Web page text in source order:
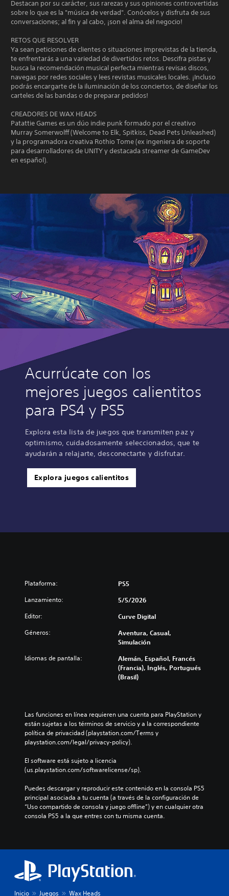
Destacan por su carácter, sus rarezas y sus opiniones controvertidas
sobre lo que es la "música de verdad". Conócelos y disfruta de sus
conversaciones; al fin y al cabo, ¡son el alma del negocio!
RETOS QUE RESOLVER
Ya sean peticiones de clientes o situaciones imprevistas de la tienda,
te enfrentarás a una variedad de divertidos retos. Descifra pistas y
busca la recomendación musical perfecta mientras revisas discos,
navegas por redes sociales y lees revistas musicales locales. ¡Incluso
podrás encargarte de la iluminación de los conciertos, de diseñar los
carteles de las bandas o de preparar pedidos!
CREADORES DE WAX HEADS
Patattie Games es un dúo indie punk formado por el creativo
Murray Somerwolff (Welcome to Elk, Spitkiss, Dead Pets Unleashed)
y la programadora creativa Rothio Tome (ex ingeniera de soporte
para desarrolladores de UNITY y destacada streamer de GameDev
en español).
Acurrúcate con los
mejores juegos calientitos
para PS4 y PS5
Explora esta lista de juegos que transmiten paz y
optimismo, cuidadosamente seleccionados, que te
ayudarán a relajarte, desconectarte y disfrutar.
Explora juegos calientitos
Plataforma: PS5
Lanzamiento: 5/5/2026
Editor: Curve Digital
Géneros:
Aventura, Casual,
Simulación
Idiomas de pantalla:
Alemán, Español, Francés
(Francia), Inglés, Portugués
(Brasil)
Las funciones en línea requieren una cuenta para PlayStation y
están sujetas a los términos de servicio y a la correspondiente
política de privacidad (playstation.com/Terms y
playstation.com/legal/privacy-policy).
El software está sujeto a licencia
(us.playstation.com/softwarelicense/sp).
Puedes descargar y reproducir este contenido en la consola PS5
principal asociada a tu cuenta (a través de la configuración de
“Uso compartido de consola y juego offline”) y en cualquier otra
consola PS5 a la que entres con tu misma cuenta.
Inicio Juegos Wax Heads